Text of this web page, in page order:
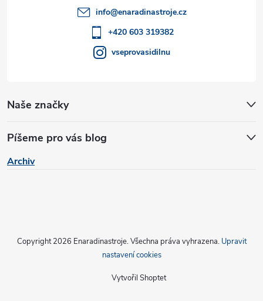
Naše značky
Píšeme pro vás blog
Archiv
info@enaradinastroje.cz
+420 603 319382
vseprovasidilnu
Vytvořil Shoptet
Copyright 2026 Enaradinastroje. Všechna práva vyhrazena. Upravit
nastavení cookies